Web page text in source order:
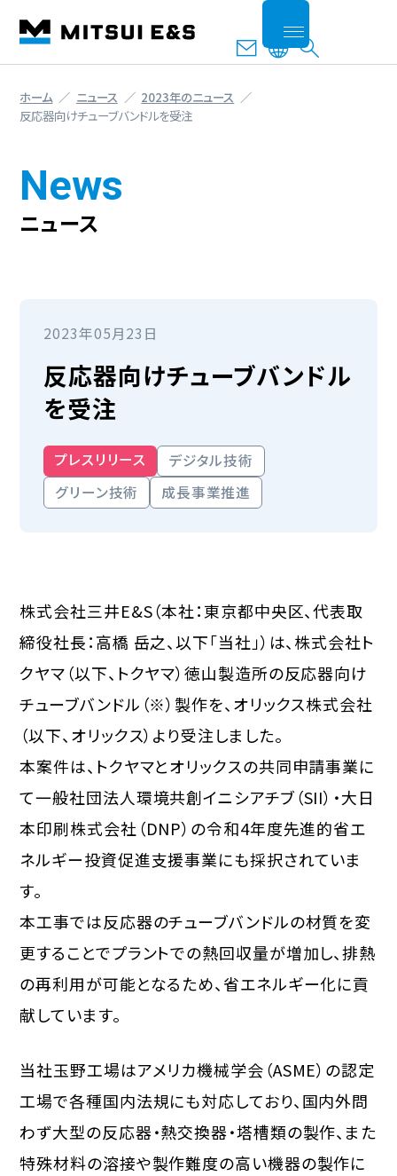
ホーム ニュース
2023年のニュース
反応器向けチューブバンドルを受注
News
ニュース
2023年05月23日
反応器向けチューブバンドル
を受注
プレスリリース
デジタル技術
グリーン技術
成長事業推進
株式会社三井E&S（本社：東京都中央区、代表取
締役社長：高橋 岳之、以下「当社」）は、株式会社ト
クヤマ（以下、トクヤマ）徳山製造所の反応器向け
チューブバンドル（※）製作を、オリックス株式会社
（以下、オリックス）より受注しました。
本案件は、トクヤマとオリックスの共同申請事業に
て一般社団法人環境共創イニシアチブ（SII）・大日
本印刷株式会社（DNP）の令和4年度先進的省エ
ネルギー投資促進支援事業にも採択されていま
す。
本工事では反応器のチューブバンドルの材質を変
更することでプラントでの熱回収量が増加し、排熱
の再利用が可能となるため、省エネルギー化に貢
献しています。
当社玉野工場はアメリカ機械学会（ASME）の認定
工場で各種国内法規にも対応しており、国内外問
わず大型の反応器・熱交換器・塔槽類の製作、また
特殊材料の溶接や製作難度の高い機器の製作に